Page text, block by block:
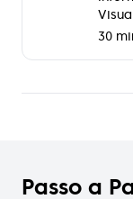
30
Passo a